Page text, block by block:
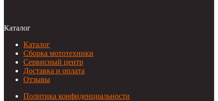
Каталог
Каталог
Сборка мототехники
Сервисный центр
Доставка и оплата
Отзывы
Политика конфиденциальности